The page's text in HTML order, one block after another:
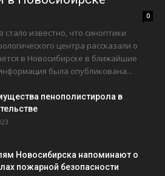
0
известно, что синоптики
центра рассказали о
в Новосибирске в ближайшие
была опубликована...
пенополистирола в
Новосибирска напоминают о
пожарной безопасности